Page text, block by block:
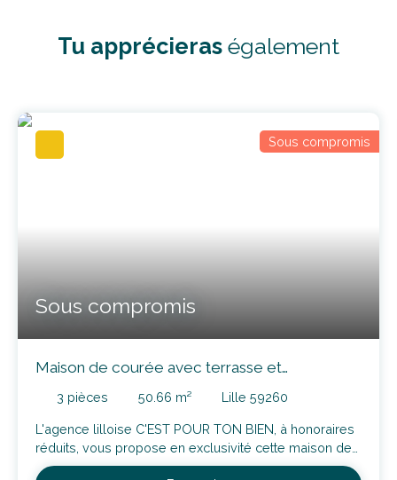
Tu apprécieras également
Sous compromis
Sous compromis
Maison de courée avec terrasse et
dépendance, proche métro
3 pièces 50.66 m² Lille 59260
L'agence lilloise C'EST POUR TON BIEN, à honoraires
réduits, vous propose en exclusivité cette maison de
51m² habitables, située dans une agréable courée au